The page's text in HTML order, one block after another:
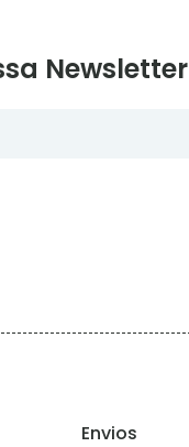
Newsletter
Envios